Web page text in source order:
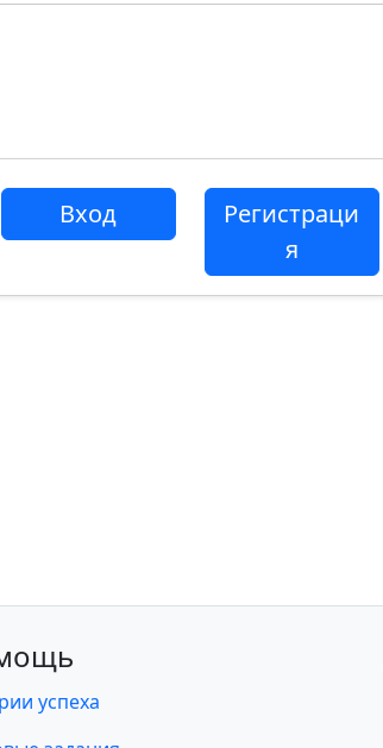
Вход
Регистраци
я
успеха